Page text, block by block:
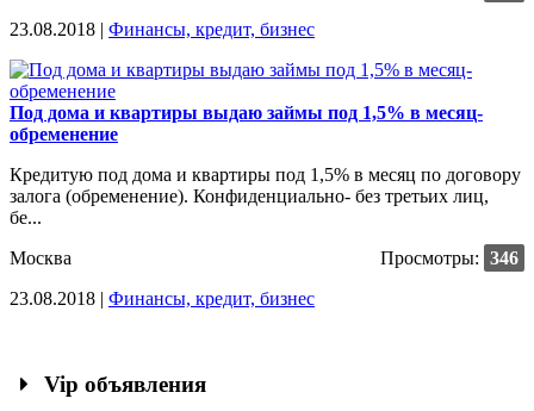
23.08.2018 | Финансы, кредит, бизнес
Под дома и квартиры выдаю займы под 1,5% в месяц-
обременение
Кредитую под дома и квартиры под 1,5% в месяц по договору
залога (обременение). Конфиденциально- без третьих лиц,
бе...
Москва
Просмотры: 346
23.08.2018 | Финансы, кредит, бизнес
Vip объявления